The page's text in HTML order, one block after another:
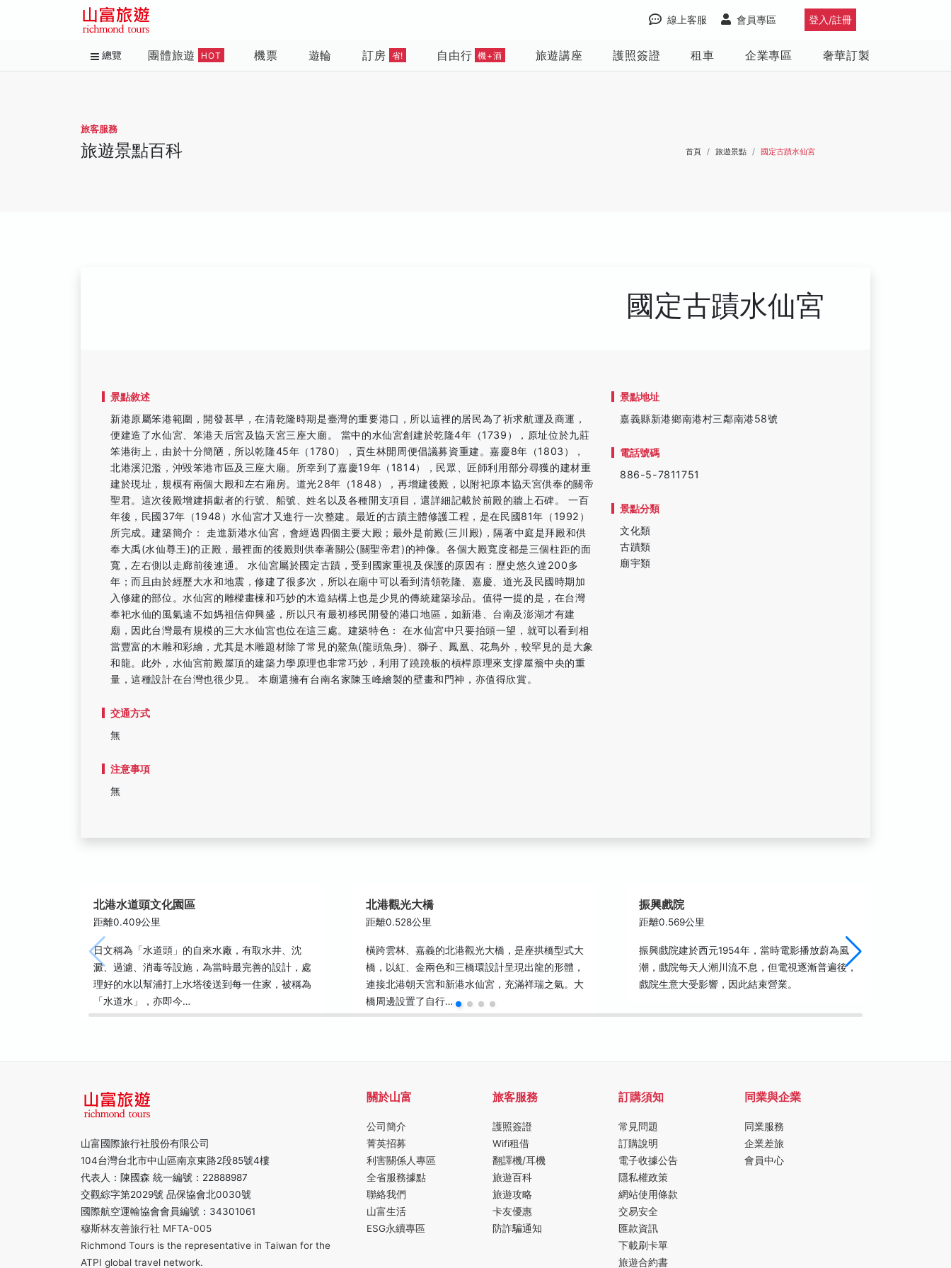
登入/註冊
會員專區
線上客服
總覽 團體旅遊 HOT 機票 遊輪 訂房 省! 自由行 機+酒 旅遊講座 護照簽證 租車 企業專區 奢華訂製
旅客服務
旅遊景點百科 首頁 旅遊景點 國定古蹟水仙宮
國定古蹟水仙宮
景點敘述
新港原屬笨港範圍，開發甚早，在清乾隆時期是臺灣的重要港口，所以這裡的居民為了祈求航運及商運，
便建造了水仙宮、笨港天后宮及協天宮三座大廟。 當中的水仙宮創建於乾隆4年（1739），原址位於九莊
笨港街上，由於十分簡陋，所以乾隆45年（1780），貢生林開周便倡議募資重建。嘉慶8年（1803），
北港溪氾濫，沖毀笨港市區及三座大廟。所幸到了嘉慶19年（1814），民眾、匠師利用部分尋獲的建材重
建於現址，規模有兩個大殿和左右廂房。道光28年（1848），再增建後殿，以附祀原本協天宮供奉的關帝
聖君。這次後殿增建捐獻者的行號、船號、姓名以及各種開支項目，還詳細記載於前殿的牆上石碑。 一百
年後，民國37年（1948）水仙宮才又進行一次整建。最近的古蹟主體修護工程，是在民國81年（1992）
所完成。建築簡介： 走進新港水仙宮，會經過四個主要大殿；最外是前殿(三川殿)，隔著中庭是拜殿和供
奉大禹(水仙尊王)的正殿，最裡面的後殿則供奉著關公(關聖帝君)的神像。各個大殿寬度都是三個柱距的面
寬，左右側以走廊前後連通。 水仙宮屬於國定古蹟，受到國家重視及保護的原因有：歷史悠久達200多
年；而且由於經歷大水和地震，修建了很多次，所以在廟中可以看到清領乾隆、嘉慶、道光及民國時期加
入修建的部位。水仙宮的雕樑畫棟和巧妙的木造結構上也是少見的傳統建築珍品。值得一提的是，在台灣
奉祀水仙的風氣遠不如媽祖信仰興盛，所以只有最初移民開發的港口地區，如新港、台南及澎湖才有建
廟，因此台灣最有規模的三大水仙宮也位在這三處。建築特色： 在水仙宮中只要抬頭一望，就可以看到相
當豐富的木雕和彩繪，尤其是木雕題材除了常見的鰲魚(龍頭魚身)、獅子、鳳凰、花鳥外，較罕見的是大象
和龍。此外，水仙宮前殿屋頂的建築力學原理也非常巧妙，利用了蹺蹺板的槓桿原理來支撐屋簷中央的重
量，這種設計在台灣也很少見。 本廟還擁有台南名家陳玉峰繪製的壁畫和門神，亦值得欣賞。
交通方式
無
注意事項
無
景點地址
嘉義縣新港鄉南港村三鄰南港58號
電話號碼
886-5-7811751
景點分類
文化類
古蹟類
廟宇類
北港水道頭文化園區
距離0.409公里
日文稱為「水道頭」的自來水廠，有取水井、沈
澱、過濾、消毒等設施，為當時最完善的設計，處
理好的水以幫浦打上水塔後送到每一住家，被稱為
「水道水」，亦即今…
北港觀光大橋
距離0.528公里
橫跨雲林、嘉義的北港觀光大橋，是座拱橋型式大
橋，以紅、金兩色和三橋環設計呈現出龍的形體，
連接北港朝天宮和新港水仙宮，充滿祥瑞之氣。大
橋周邊設置了自行…
振興戲院
距離0.569公里
振興戲院建於西元1954年，當時電影播放蔚為風
潮，戲院每天人潮川流不息，但電視逐漸普遍後，
戲院生意大受影響，因此結束營業。
山富國際旅行社股份有限公司
104台灣台北市中山區南京東路2段85號4樓
代表人：陳國森 統一編號：22888987
交觀綜字第2029號 品保協會北0030號
國際航空運輸協會會員編號：34301061
穆斯林友善旅行社 MFTA-005
Richmond Tours is the representative in Taiwan for the
ATPI global travel network.
關於山富
公司簡介
菁英招募
利害關係人專區
全省服務據點
聯絡我們
山富生活
ESG永續專區
旅客服務
護照簽證
Wifi租借
翻譯機/耳機
旅遊百科
旅遊攻略
卡友優惠
防詐騙通知
訂購須知
常見問題
訂購說明
電子收據公告
隱私權政策
網站使用條款
交易安全
匯款資訊
下載刷卡單
旅遊合約書
同業與企業
同業服務
企業差旅
會員中心